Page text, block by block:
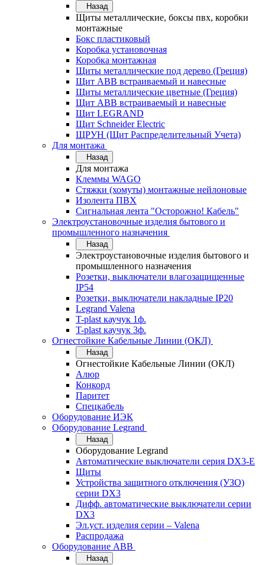
Назад
Щиты металлические, боксы пвх, коробки
монтажные
Бокс пластиковый
Коробка установочная
Коробка монтажная
Щиты металлические под дерево (Греция)
Щит ABB встраиваемый и навесные
Щиты металлические цветные (Греция)
Щит ABB встраиваемый и навесные
Щит LEGRAND
Щит Schneider Electric
ЩРУН (Щит Распределительный Учета)
Для монтажа
Назад
Для монтажа
Клеммы WAGO
Стяжки (хомуты) монтажные нейлоновые
Изолента ПВХ
Сигнальная лента "Осторожно! Кабель"
Электроустановочные изделия бытового и
промышленного назначения
Назад
Электроустановочные изделия бытового и
промышленного назначения
Розетки, выключатели влагозащищенные
IP54
Розетки, выключатели накладные IP20
Legrand Valena
T-plast каучук 1ф.
T-plast каучук 3ф.
Огнестойкие Кабельные Линии (ОКЛ)
Назад
Огнестойкие Кабельные Линии (ОКЛ)
Алюр
Конкорд
Паритет
Спецкабель
Оборудование ИЭК
Оборудование Legrand
Назад
Оборудование Legrand
Автоматические выключатели серия DX3-E
Щиты
Устройства защитного отключения (УЗО)
серии DX3
Дифф. автоматические выключатели серии
DX3
Эл.уст. изделия серии – Valena
Распродажа
Оборудование АВВ
Назад